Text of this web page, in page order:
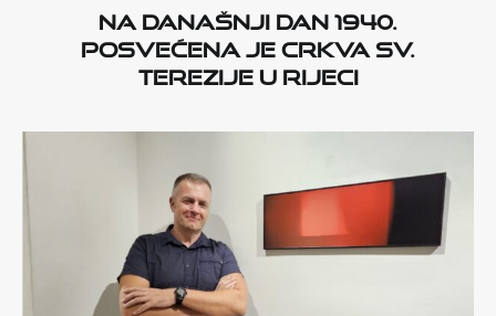
Na današnji dan 1940.
posvećena je crkva sv.
Terezije u Rijeci